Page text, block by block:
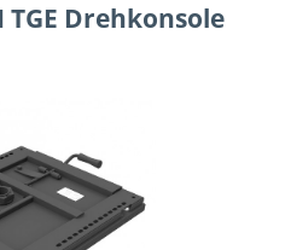
Drehkonsole